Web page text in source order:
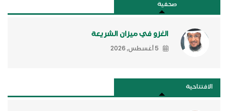
صحفية
الغزو في ميزان الشريعة
5 أغسطس, 2026
الافتتاحية